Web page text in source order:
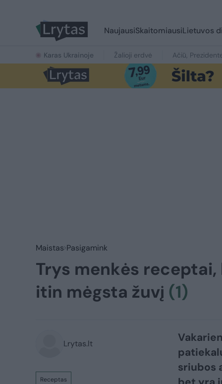
NaujausiSkaitomiausiLietuvos
Karas Ukrainoje Žalioji erdvė Ačiū,
Maistas Pasigamink
Trys menkės
itin mėgsta žuvį (1)
Lrytas.lt
Receptas
sriubos